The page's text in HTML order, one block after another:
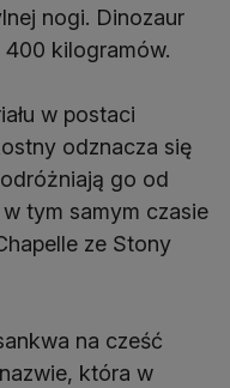
nogi. Dinozaur
400 kilogramów.
w postaci
odznacza się
go od
tym samym czasie
ze Stony
na cześć
która w